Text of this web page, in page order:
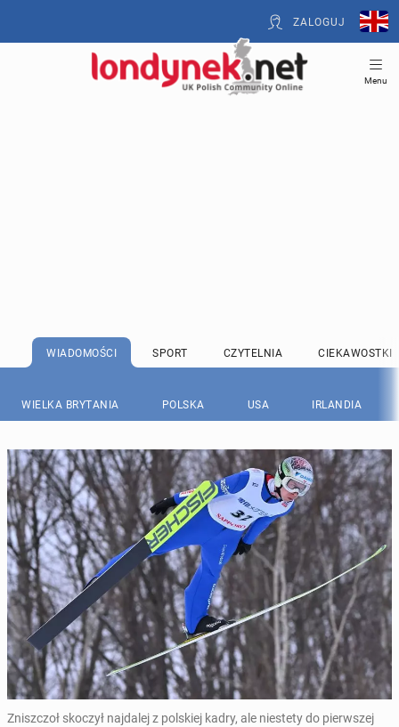
ZALOGUJ
Menu
WIADOMOŚCI SPORT CZYTELNIA CIEKAWOSTKI
WIELKA BRYTANIA POLSKA USA IRLANDIA
Zniszczoł skoczył najdalej z polskiej kadry, ale niestety do pierwszej